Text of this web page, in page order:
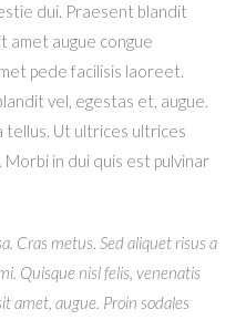
dui. Praesent blandit
amet augue congue
pede facilisis laoreet.
vel, egestas et, augue.
tellus. Ut ultrices ultrices
in dui quis est pulvinar
Cras metus. Sed aliquet risus a
Quisque nisl felis, venenatis
amet, augue. Proin sodales